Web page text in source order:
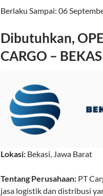
Berlaku Sampai: 06
Dibutuhkan,
CARGO –
Lokasi: Bekasi, Jawa Barat
Tentang Perusahaan: PT
jasa logistik dan distribusi